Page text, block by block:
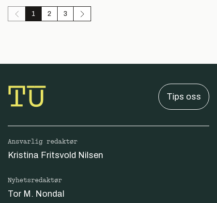
1 2 3
Tips oss
Ansvarlig redaktør
Kristina Fritsvold Nilsen
Nyhetsredaktør
Tor M. Nondal